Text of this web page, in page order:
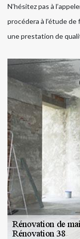
N’hésitez pas à
procédera à l’étude
une prestation de